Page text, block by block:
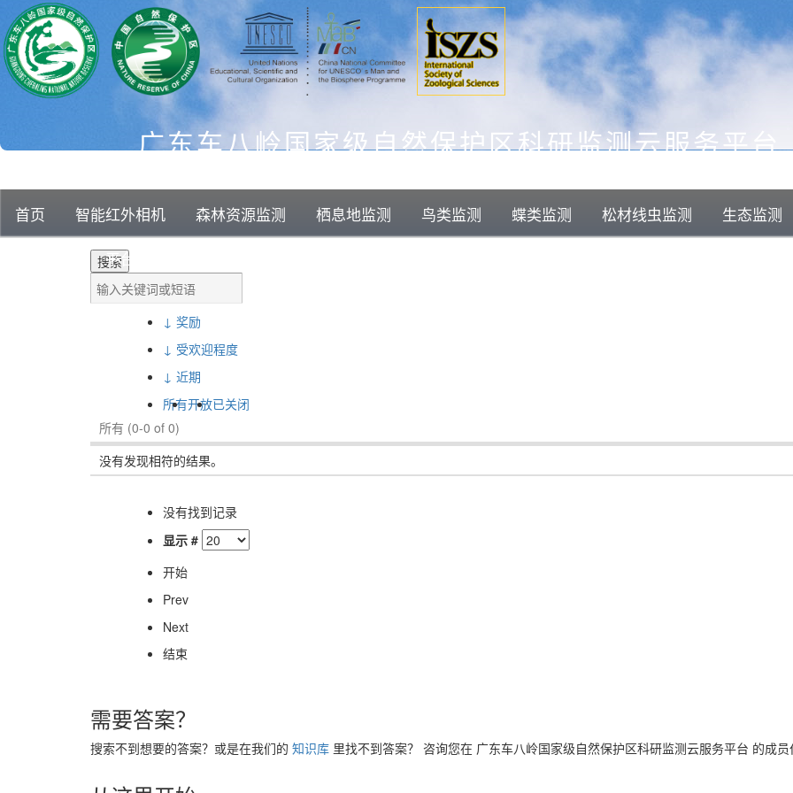
广东车八岭国家级自然保护区科研监测云服务平台
首页 智能红外相机 森林资源监测 栖息地监测 鸟类监测 蝶类监测 松材线虫监测
生态监测
平台概览
问题和答案: 搜索
↓ 奖励
↓ 受欢迎程度
↓ 近期
所有开放已关闭
所有 (0-0 of 0)
没有发现相符的结果。
没有找到记录
显示 #
开始
Prev
Next
结束
需要答案？
搜索不到想要的答案？或是在我们的 知识库 里找不到答案？ 咨询您在 广东车八岭国家级自然保护区科研监测云服务平台 的成